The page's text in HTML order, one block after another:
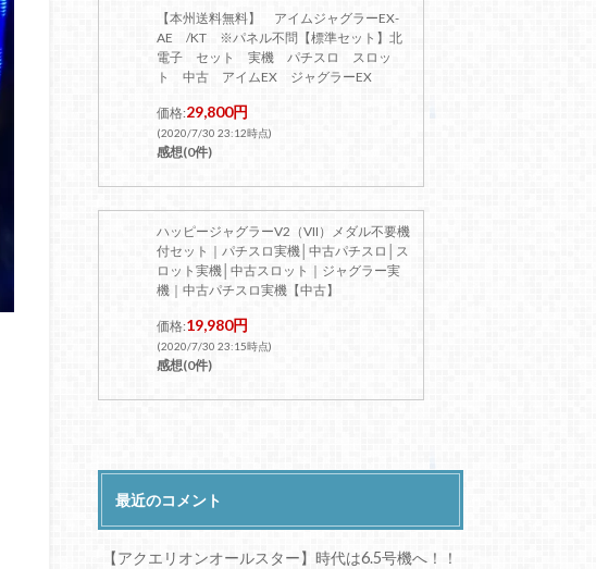
【本州送料無料】 アイムジャグラーEX-
AE /KT ※パネル不問【標準セット】北
電子 セット 実機 パチスロ スロッ
ト 中古 アイムEX ジャグラーEX
価格:29,800円
(2020/7/30 23:12時点)
感想(0件)
ハッピージャグラーV2（VII）メダル不要機
付セット｜パチスロ実機│中古パチスロ│ス
ロット実機│中古スロット｜ジャグラー実
機｜中古パチスロ実機【中古】
価格:19,980円
(2020/7/30 23:15時点)
感想(0件)
最近のコメント
【アクエリオンオールスター】時代は6.5号機へ！！